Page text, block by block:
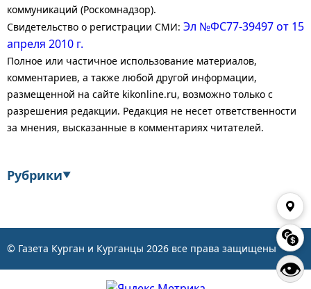
👁
коммуникаций (Роскомнадзор).
Свидетельство о регистрации СМИ: Эл №ФС77-39497 от 15
апреля 2010 г.
Полное или частичное использование материалов,
комментариев, а также любой другой информации,
размещенной на сайте kikonline.ru, возможно только с
разрешения редакции. Редакция не несет ответственности
за мнения, высказанные в комментариях читателей.
Рубрики▼
© Газета Курган и Курганцы 2026 все права защищены